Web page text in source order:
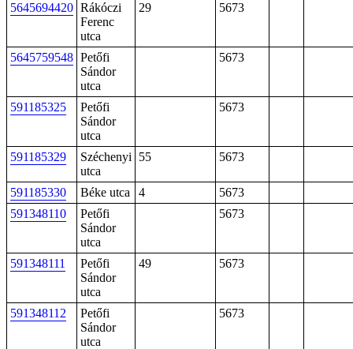
5645694420 Rákóczi
Ferenc
utca
29 5673
5645759548 Petőfi
Sándor
utca
5673
591185325
Petőfi
Sándor
utca
5673
591185329
Széchenyi
utca
55 5673
591185330 Béke utca 4
5673
591348110
Petőfi
Sándor
utca
5673
591348111
Petőfi
Sándor
utca
49 5673
591348112
Petőfi
Sándor
utca
5673